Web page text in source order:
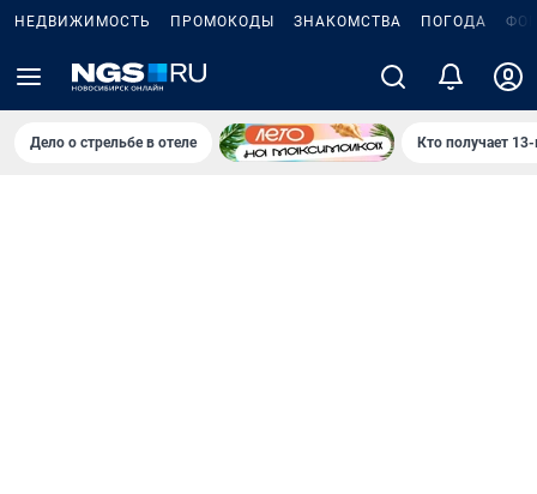
НЕДВИЖИМОСТЬ ПРОМОКОДЫ ЗНАКОМСТВА ПОГОДА
Дело о стрельбе в отеле Кто получает